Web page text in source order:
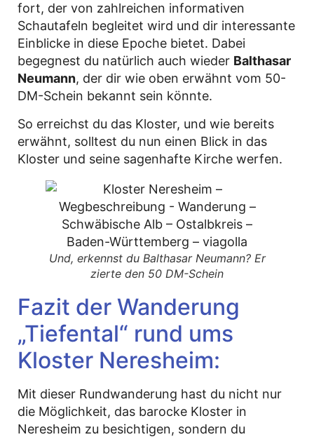
fort, der von zahlreichen informativen
Schautafeln begleitet wird und dir interessante
Einblicke in diese Epoche bietet. Dabei
begegnest du natürlich auch wieder Balthasar
Neumann, der dir wie oben erwähnt vom 50-
DM-Schein bekannt sein könnte.
So erreichst du das Kloster, und wie bereits
erwähnt, solltest du nun einen Blick in das
Kloster und seine sagenhafte Kirche werfen.
Und, erkennst du Balthasar Neumann? Er
zierte den 50 DM-Schein
Fazit der Wanderung
„Tiefental“ rund ums
Kloster Neresheim:
Mit dieser Rundwanderung hast du nicht nur
die Möglichkeit, das barocke Kloster in
Neresheim zu besichtigen, sondern du